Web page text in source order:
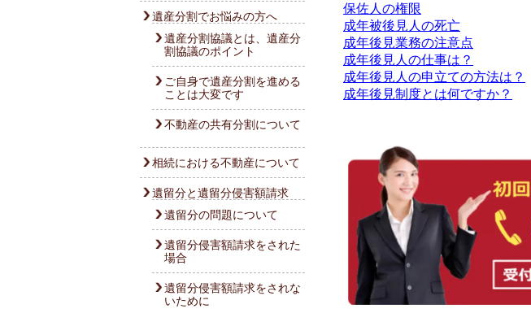
遺産分割でお悩みの方へ
遺産分割協議とは、遺産分
割協議のポイント
ご自身で遺産分割を進める
ことは大変です
不動産の共有分割について
相続における不動産について
遺留分と遺留分侵害額請求
遺留分の問題について
遺留分侵害額請求をされた
場合
遺留分侵害額請求をされな
いために
保佐人の権限
成年被後見人の死亡
成年後見業務の注意点
成年後見人の仕事は？
成年後見人の申立ての方法は？
成年後見制度とは何ですか？